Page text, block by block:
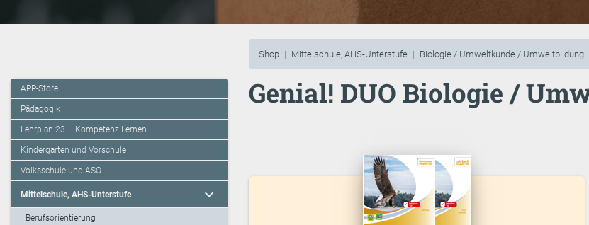
Shop Mittelschule, AHS-Unterstufe Biologie / Umweltkunde / Umweltbildung
APP-Store
Pädagogik
Lehrplan 23 – Kompetenz Lernen
Kindergarten und Vorschule
Volksschule und ASO
Mittelschule, AHS-Unterstufe expand_more
Berufsorientierung
Genial! DUO Biologie /